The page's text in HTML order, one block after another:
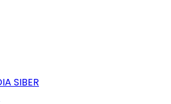
SIBER